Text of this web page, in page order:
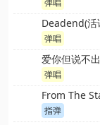
Deadend(活
弹唱
爱你但说不
弹唱
From The
指弹